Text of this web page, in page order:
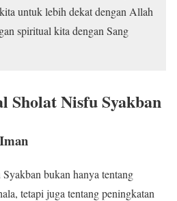
untuk lebih dekat dengan Allah
spiritual kita dengan Sang
Nisfu Syakban
bukan hanya tentang
tetapi juga tentang peningkatan